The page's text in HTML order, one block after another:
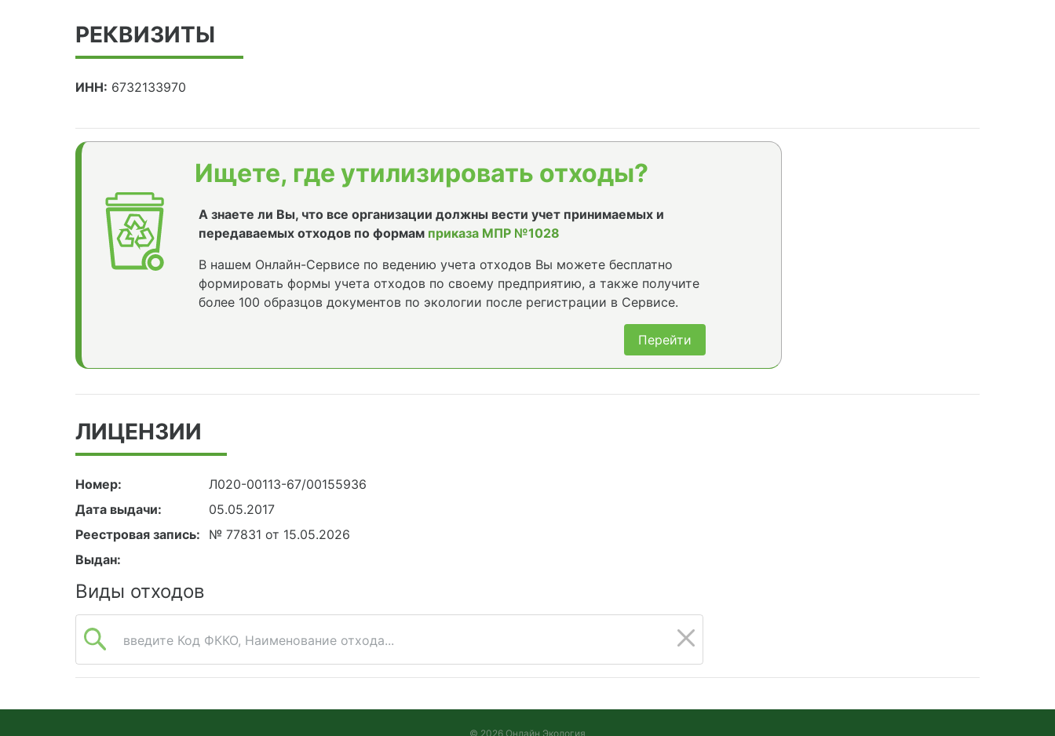
РЕКВИЗИТЫ
ИНН: 6732133970
Ищете, где утилизировать отходы?
А знаете ли Вы, что все организации должны вести учет принимаемых и
передаваемых отходов по формам приказа МПР №1028
В нашем Онлайн-Сервисе по ведению учета отходов Вы можете бесплатно
формировать формы учета отходов по своему предприятию, а также получите
более 100 образцов документов по экологии после регистрации в Сервисе.
Перейти
ЛИЦЕНЗИИ
Номер:
Л020-00113-67/00155936
Дата выдачи:
05.05.2017
Реестровая запись:
№ 77831 от 15.05.2026
Выдан:
Виды отходов
введите Код ФККО, Наименование отхода...
© 2026 Онлайн Экология